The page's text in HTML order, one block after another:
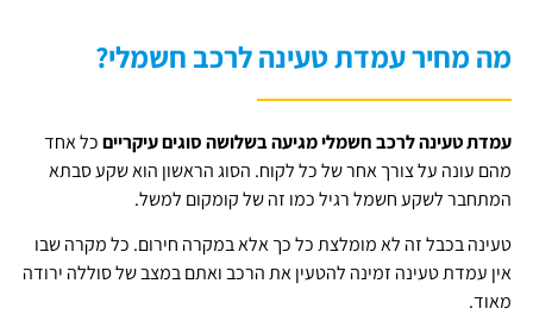
מה מחיר עמדת טעינה לרכב חשמלי?
עמדת טעינה לרכב חשמלי מגיעה בשלושה סוגים עיקרייםכל אחד
מהם עונה על צורך אחר של כל לקוח. הסוג הראשון הוא שקע סבתא
המתחבר לשקע חשמל רגיל כמו זה של קומקום למשל.
טעינה בכבל זה לא מומלצת כל כך אלא במקרה חירום. כל מקרה שבו
אין עמדת טעינה זמינה להטעין את הרכב ואתם במצב של סוללה ירודה
מאוד.